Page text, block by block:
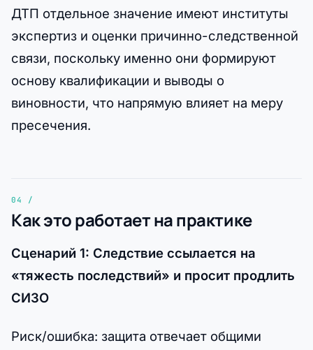
ДТП отдельное значение имеют институты
экспертиз и оценки причинно-следственной
связи, поскольку именно они формируют
основу квалификации и выводы о
виновности, что напрямую влияет на меру
пресечения.
Как это работает на практике
Сценарий 1: Следствие ссылается на
«тяжесть последствий» и просит продлить
СИЗО
Риск/ошибка: защита отвечает общими